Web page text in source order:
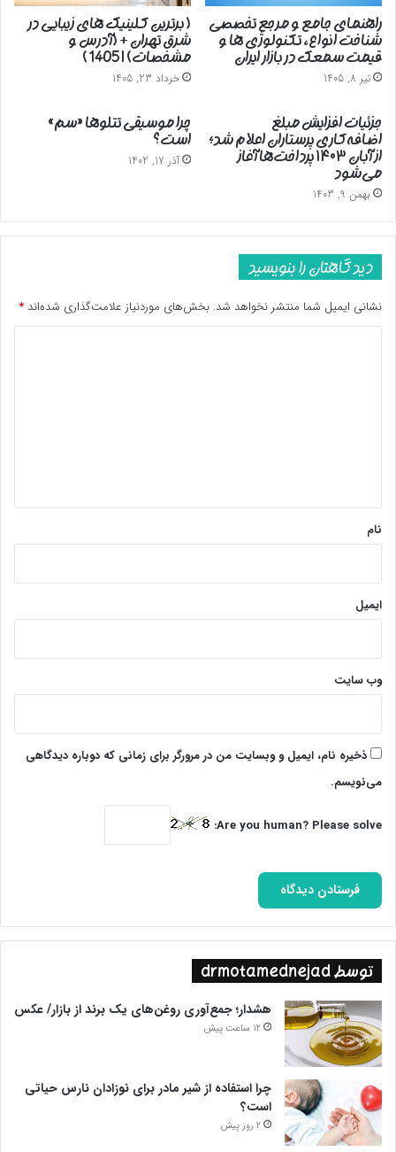
پایان پیام/غ
راهنمای جامع و مرجع تخصصی
شناخت انواع، تکنولوژی ها و
قیمت سمعک در بازار ایران
تیر 8, 1405
( برترین کلینیک های زیبایی در
شرق تهران + (آدرس و
مشخصات) | 1405 )
خرداد 23, 1405
جزئیات افزایش مبلغ
اضافه‌کاری پرستاران اعلام شد؛
از آبان ۱۴۰۳ پرداخت‌ها آغاز
می‌شود
بهمن 9, 1403
چرا موسیقی تتلوها «سم»
است؟
آذر 17, 1402
دیدگاهتان را بنویسید
نشانی ایمیل شما منتشر نخواهد شد. بخش‌های موردنیاز علامت‌گذاری شده‌اند *
نام
ایمیل
وب‌ سایت
ذخیره نام، ایمیل و وبسایت من در مرورگر برای زمانی که دوباره دیدگاهی
می‌نویسم.
Are you human? Please solve:
توسط drmotamednejad
هشدار؛ جمع‌آوری روغن‌های یک برند از بازار/ عکس
12 ساعت پیش
چرا استفاده از شیر مادر برای نوزادان نارس حیاتی
است؟
2 روز پیش